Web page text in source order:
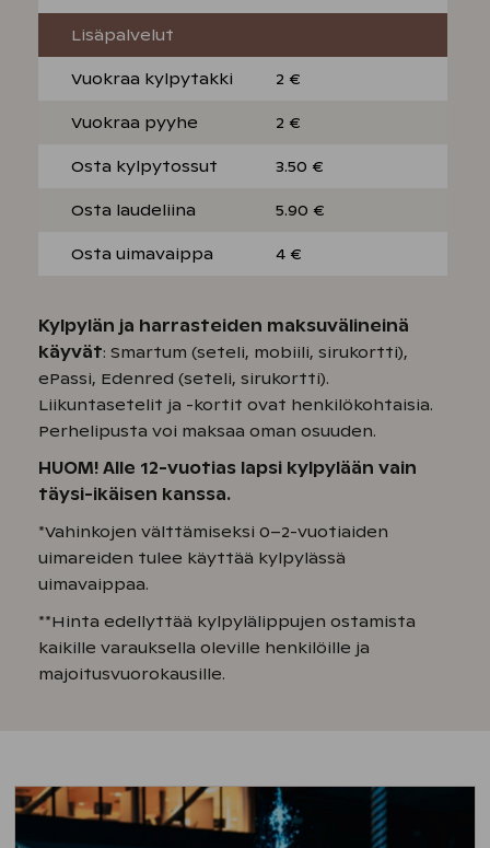
Lisäpalvelut
Vuokraa kylpytakki 2 €
Vuokraa pyyhe 2 €
Osta kylpytossut 3.50 €
Osta laudeliina 5.90 €
Osta uimavaippa 4 €
Kylpylän ja harrasteiden maksuvälineinä
käyvät: Smartum (seteli, mobiili, sirukortti),
ePassi, Edenred (seteli, sirukortti).
Liikuntasetelit ja -kortit ovat henkilökohtaisia.
Perhelipusta voi maksaa oman osuuden.
HUOM! Alle 12-vuotias lapsi kylpylään vain
täysi-ikäisen kanssa.
*Vahinkojen välttämiseksi 0–2-vuotiaiden
uimareiden tulee käyttää kylpylässä
uimavaippaa.
**Hinta edellyttää kylpylälippujen ostamista
kaikille varauksella oleville henkilöille ja
majoitusvuorokausille.